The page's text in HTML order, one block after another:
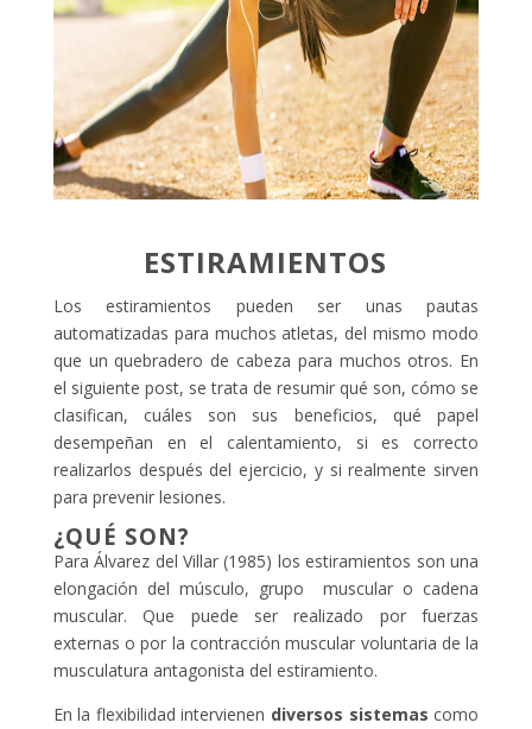
ESTIRAMIENTOS
Los estiramientos pueden ser unas pautas
automatizadas para muchos atletas, del mismo modo
que un quebradero de cabeza para muchos otros. En
el siguiente post, se trata de resumir qué son, cómo se
clasifican, cuáles son sus beneficios, qué papel
desempeñan en el calentamiento, si es correcto
realizarlos después del ejercicio, y si realmente sirven
para prevenir lesiones.
¿QUÉ SON?
Para Álvarez del Villar (1985) los estiramientos son una
elongación del músculo, grupo muscular o cadena
muscular. Que puede ser realizado por fuerzas
externas o por la contracción muscular voluntaria de la
musculatura antagonista del estiramiento.
En la flexibilidad intervienen diversos sistemas como